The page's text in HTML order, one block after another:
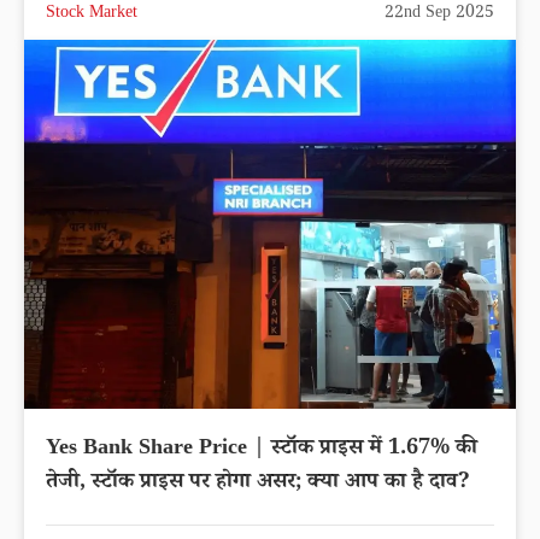
Stock Market 22nd Sep 2025
Yes Bank Share Price | स्टॉक प्राइस में 1.67% की
तेजी, स्टॉक प्राइस पर होगा असर; क्या आप का है दाव?